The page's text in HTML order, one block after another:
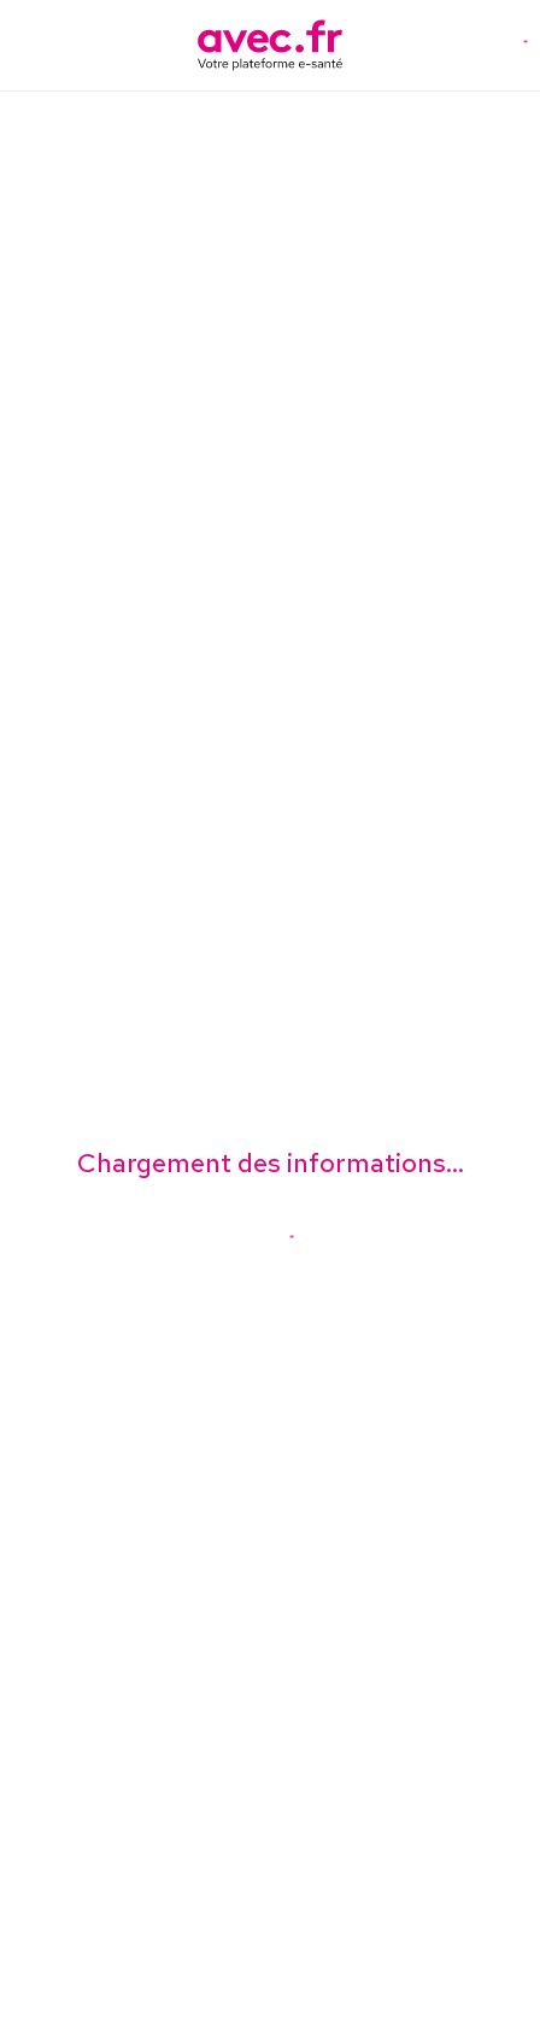
Chargement des informations...